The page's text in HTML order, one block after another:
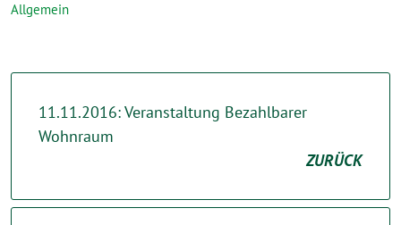
Allgemein
11.11.2016: Veranstaltung Bezahlbarer
Wohnraum
ZURÜCK